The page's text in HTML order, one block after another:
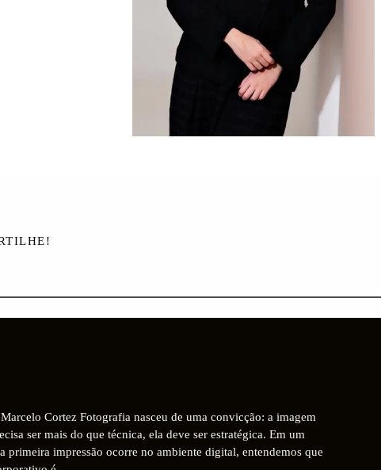
Cortez Fotografia nasceu de uma convicção: a imagem
ser mais do que técnica, ela deve ser estratégica. Em um
primeira impressão ocorre no ambiente digital, entendemos que